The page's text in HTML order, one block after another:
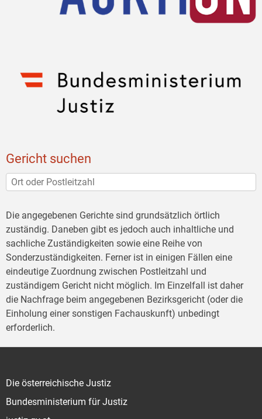
Gericht suchen
Die angegebenen Gerichte sind grundsätzlich örtlich
zuständig. Daneben gibt es jedoch auch inhaltliche und
sachliche Zuständigkeiten sowie eine Reihe von
Sonderzuständigkeiten. Ferner ist in einigen Fällen eine
eindeutige Zuordnung zwischen Postleitzahl und
zuständigem Gericht nicht möglich. Im Einzelfall ist daher
die Nachfrage beim angegebenen Bezirksgericht (oder die
Einholung einer sonstigen Fachauskunft) unbedingt
erforderlich.
Die österreichische Justiz
Bundesministerium für Justiz